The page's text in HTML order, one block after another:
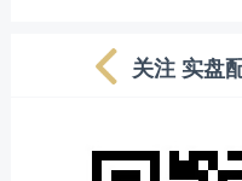
关注 实盘